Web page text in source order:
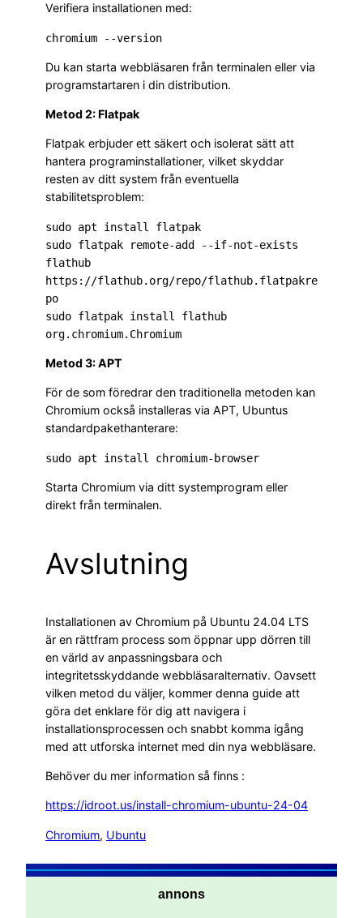
Verifiera installationen med:
chromium --version
Du kan starta webbläsaren från terminalen eller via
programstartaren i din distribution.
Metod 2: Flatpak
Flatpak erbjuder ett säkert och isolerat sätt att
hantera programinstallationer, vilket skyddar
resten av ditt system från eventuella
stabilitetsproblem:
sudo apt install flatpak
sudo flatpak remote-add --if-not-exists
flathub
https://flathub.org/repo/flathub.flatpakre
po
sudo flatpak install flathub
org.chromium.Chromium
Metod 3: APT
För de som föredrar den traditionella metoden kan
Chromium också installeras via APT, Ubuntus
standardpakethanterare:
sudo apt install chromium-browser
Starta Chromium via ditt systemprogram eller
direkt från terminalen.
Avslutning
Installationen av Chromium på Ubuntu 24.04 LTS
är en rättfram process som öppnar upp dörren till
en värld av anpassningsbara och
integritetsskyddande webbläsaralternativ. Oavsett
vilken metod du väljer, kommer denna guide att
göra det enklare för dig att navigera i
installationsprocessen och snabbt komma igång
med att utforska internet med din nya webbläsare.
Behöver du mer information så finns :
https://idroot.us/install-chromium-ubuntu-24-04
Chromium, Ubuntu
annons